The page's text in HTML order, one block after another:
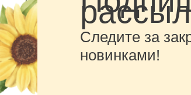
Следите за
новинками!